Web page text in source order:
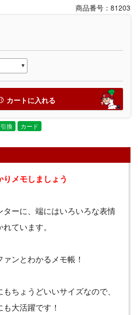
商品番号：81203
カートに入れる
換 カード
メモしましょう
ターに、端にはいろいろな表情
ています。
ンとわかるメモ帳！
ちょうどいいサイズなので、
大活躍です！